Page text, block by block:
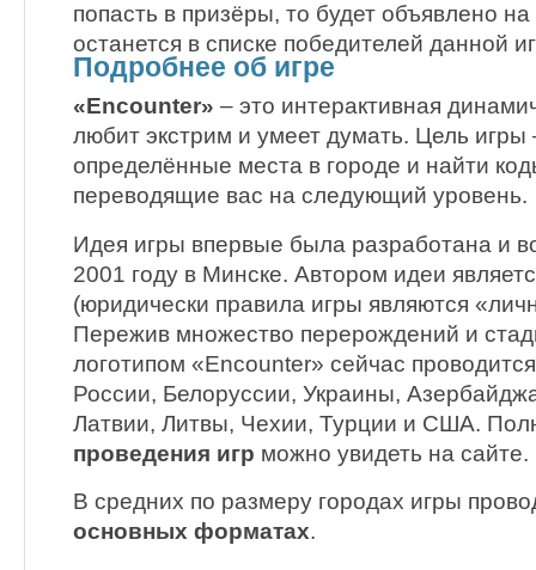
попасть в призёры, то будет объявлено
останется в списке победителей данной
Подробнее об игре
«Encounter» – это интерактивная
любит экстрим и умеет думать. Цель игры
определённые места в городе и найти
переводящие вас на следующий уровень.
Идея игры впервые была разработана и
2001 году в Минске. Автором идеи
(юридически правила игры являются
Пережив множество перерождений и
логотипом «Encounter» сейчас
России, Белоруссии, Украины,
Латвии, Литвы, Чехии, Турции и США.
проведения игр можно увидеть на сайте.
В средних по размеру городах игры
основных форматах.